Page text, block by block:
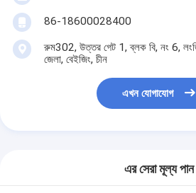
86-18600028400
রুম302, উত্তর গেট 1, ব্লক বি, নং 6,
জেলা, বেইজিং, চীন
এখন যোগাযোগ
এর সেরা মূল্য পান